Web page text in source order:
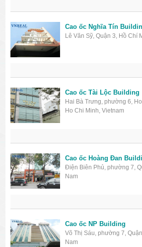
Cao ốc Nghĩa Tín
Lê Văn Sỹ, Quận 3, Hồ Chí
Cao ốc Tài Lộc Building
Hai Bà Trưng, phường 6,
Ho Chi Minh, Vietnam
Cao ốc Hoàng Đan
Điện Biên Phủ, phường 7,
Nam
Cao ốc NP Building
Võ Thị Sáu, phường 7,
Nam